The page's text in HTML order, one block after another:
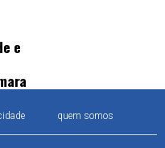
e
quem somos